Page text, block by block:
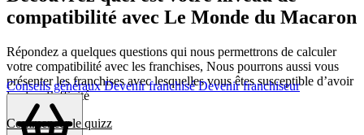
Conseils générauxDevenir franchiséDevenir franchiseur
compatibilité avec Le Monde du Macaron
Répondez a quelques questions qui nous permettrons de calculer
votre compatibilité avec les franchises, Nous pourrons aussi vous
présenter les franchises avec lesquelles vous êtes susceptible d’avoir
le plus d’affinité
Commencer le quizz